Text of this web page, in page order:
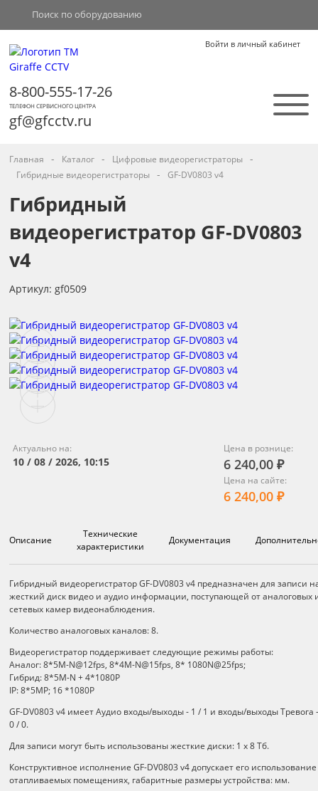
Войти в личный кабинет
8-800-555-17-26
ТЕЛЕФОН СЕРВИСНОГО ЦЕНТРА
gf@gfcctv.ru
Главная - Каталог - Цифровые видеорегистраторы -
Гибридные видеорегистраторы - GF-DV0803 v4
Гибридный
видеорегистратор GF-DV0803
v4
Артикул: gf0509
Актуально на:
10 / 08 / 2026, 10:15
Цена в рознице:
6 240,00 ₽
Цена на сайте:
6 240,00 ₽
Описание
Технические
характеристики
Документация
Описание
Гибридный видеорегистратор GF-DV0803 v4 предназначен для записи
жесткий диск видео и аудио информации, поступающей от аналоговых
сетевых камер видеонаблюдения.
Количество аналоговых каналов: 8.
Видеорегистратор поддерживает следующие режимы работы:
Аналог: 8*5M-N@12fps, 8*4M-N@15fps, 8* 1080N@25fps;
Гибрид: 8*5M-N + 4*1080P
IP: 8*5MP; 16 *1080P
GF-DV0803 v4 имеет Аудио входы/выходы - 1 / 1 и входы/выходы Тревога
0 / 0.
Для записи могут быть использованы жесткие диски: 1 х 8 Тб.
Конструктивное исполнение GF-DV0803 v4 допускает его
отапливаемых помещениях, габаритные размеры устройства: мм.